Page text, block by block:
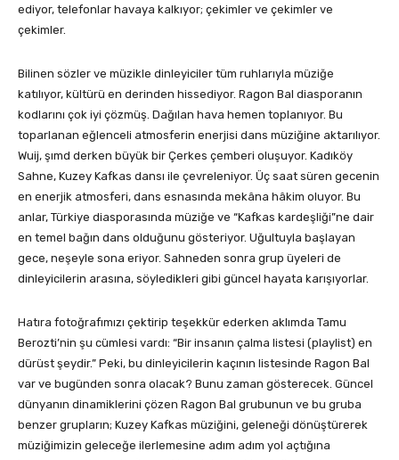
ediyor, telefonlar havaya kalkıyor; çekimler ve çekimler ve
çekimler.
Bilinen sözler ve müzikle dinleyiciler tüm ruhlarıyla müziğe
katılıyor, kültürü en derinden hissediyor. Ragon Bal diasporanın
kodlarını çok iyi çözmüş. Dağılan hava hemen toplanıyor. Bu
toparlanan eğlenceli atmosferin enerjisi dans müziğine aktarılıyor.
Wuij, şımd derken büyük bir Çerkes çemberi oluşuyor. Kadıköy
Sahne, Kuzey Kafkas dansı ile çevreleniyor. Üç saat süren gecenin
en enerjik atmosferi, dans esnasında mekâna hâkim oluyor. Bu
anlar, Türkiye diasporasında müziğe ve “Kafkas kardeşliği”ne dair
en temel bağın dans olduğunu gösteriyor. Uğultuyla başlayan
gece, neşeyle sona eriyor. Sahneden sonra grup üyeleri de
dinleyicilerin arasına, söyledikleri gibi güncel hayata karışıyorlar.
Hatıra fotoğrafımızı çektirip teşekkür ederken aklımda Tamu
Berozti’nin şu cümlesi vardı: “Bir insanın çalma listesi (playlist) en
dürüst şeydir.” Peki, bu dinleyicilerin kaçının listesinde Ragon Bal
var ve bugünden sonra olacak? Bunu zaman gösterecek. Güncel
dünyanın dinamiklerini çözen Ragon Bal grubunun ve bu gruba
benzer grupların; Kuzey Kafkas müziğini, geleneği dönüştürerek
müziğimizin geleceğe ilerlemesine adım adım yol açtığına